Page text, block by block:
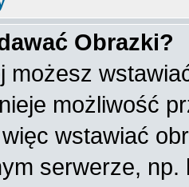
Obrazki?
możesz
możliwość
wstawiać
serwerze,